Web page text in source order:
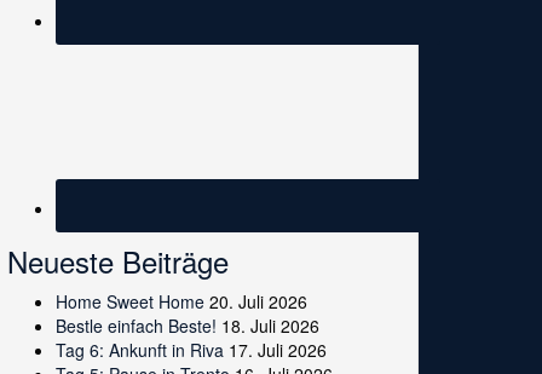
Neueste Beiträge
Home Sweet Home 20. Juli 2026
Bestle einfach Beste! 18. Juli 2026
Tag 6: Ankunft in Riva 17. Juli 2026